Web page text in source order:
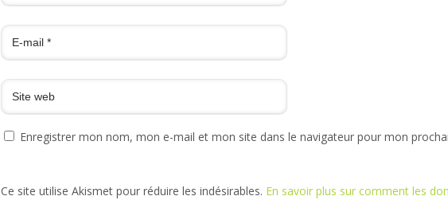
Enregistrer mon nom, mon e-mail et mon site dans le navigateur pour mon
Ce site utilise Akismet pour réduire les indésirables. En savoir plus sur comment les